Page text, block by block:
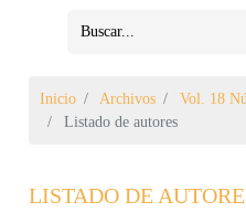
Inicio Archivos
Vol. 18
Listado de autores
LISTADO DE